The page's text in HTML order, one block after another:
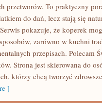
przetworów. To praktyczny
do dań, lecz stają się
pokazuje, że koperek
zarówno w kuchni
przepisach. Polecam
Strona jest skierowana do
którzy chcą tworzyć
]